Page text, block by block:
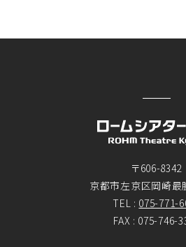
〒606-8342
京都市左京区岡崎最
TEL : 075-771-
FAX : 075-746-